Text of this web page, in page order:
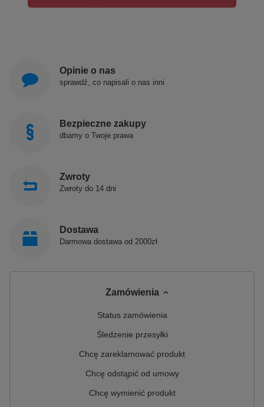
Produkty POLIMAT produkowane są w Polsce!
30-letnie doświadczenie z nowoczesnym spojrzeniem
na prowadzenie biznesu. Jest innowacyjnym i
akrylu.
Opinie o nas
sprawdź, co napisali o nas inni
Bezpieczne zakupy
dbamy o Twoje prawa
Zwroty
Zwroty do 14 dni
Dostawa
Darmowa dostawa od 2000zł
Zamówienia
Status zamówienia
Śledzenie przesyłki
Chcę zareklamować produkt
Chcę odstąpić od umowy
Chcę wymienić produkt